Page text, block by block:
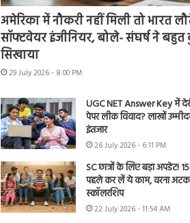
अमेरिका में नौकरी नहीं मिली तो भारत
सॉफ्टवेयर इंजीनियर, बोले- संघर्ष ने
सिखाया
29 July 2026 - 8:00 PM
UGC NET Answer Key में
पेपर लीक विवाद? लाखों
इंतजार
26 July 2026 - 6:11 PM
SC छात्रों के लिए बड़ा अपडेट!
पहले कर लें ये काम, वरना
स्कॉलरशिप
22 July 2026 - 11:54 AM